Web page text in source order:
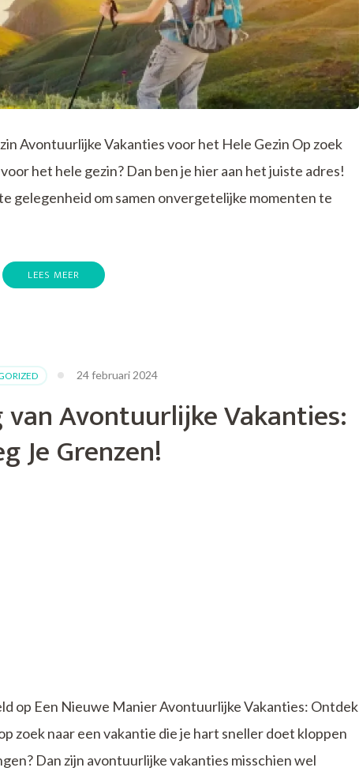
Avontuurlijke Vakanties voor het Hele Gezin Op zoek
het hele gezin? Dan ben je hier aan het juiste adres!
gelegenheid om samen onvergetelijke momenten te
LEES MEER
24 februari 2024
Avontuurlijke Vakanties:
Je Grenzen!
op Een Nieuwe Manier Avontuurlijke Vakanties: Ontdek
zoek naar een vakantie die je hart sneller doet kloppen
Dan zijn avontuurlijke vakanties misschien wel